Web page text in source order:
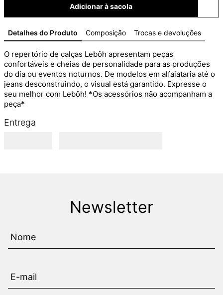
Adicionar à sacola
Detalhes do Produto Composição Trocas e devoluções
O repertório de calças Lebôh apresentam peças
confortáveis e cheias de personalidade para as produções
do dia ou eventos noturnos. De modelos em alfaiataria até o
jeans desconstruindo, o visual está garantido. Expresse o
seu melhor com Lebôh! *Os acessórios não acompanham a
peça*
Entrega
Newsletter